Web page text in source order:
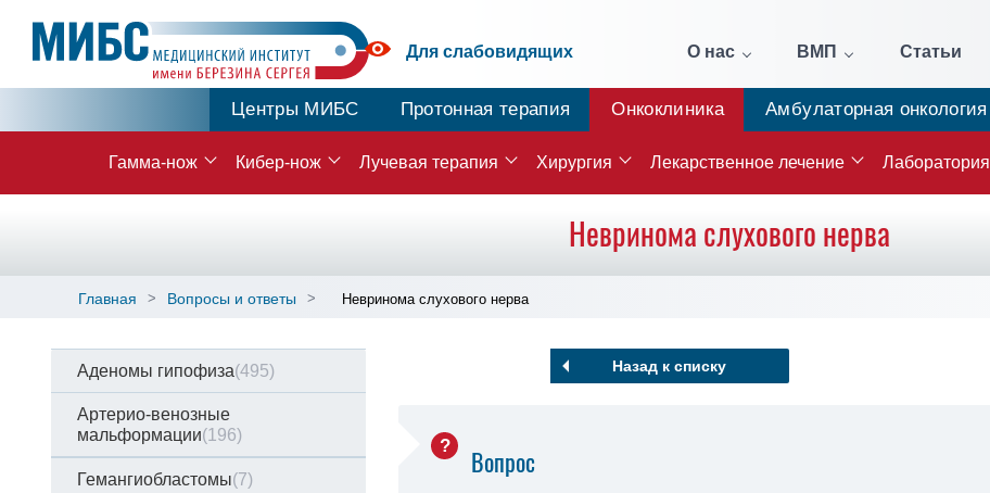
Для слабовидящих О нас ВМП Статьи
Центры МИБС Протонная терапия Онкоклиника Амбулаторная онкология
Гамма-нож Кибер-нож Лучевая терапия Хирургия Лекарственное лечение Лаборатория
Невринома слухового нерва
Главная Вопросы и ответы Невринома слухового нерва
Аденомы гипофиза(495)
Артерио-венозные
мальформации(196)
Гемангиобластомы(7)
Назад к списку
Вопрос